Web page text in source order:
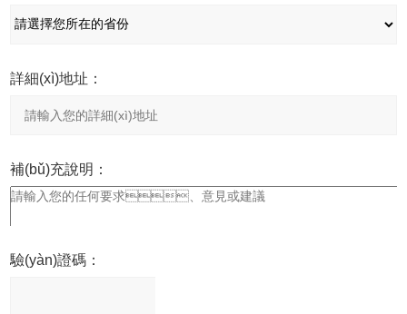
詳細(xì)地址：
補(bǔ)充說明：
驗(yàn)證碼：